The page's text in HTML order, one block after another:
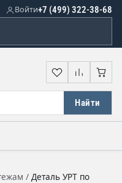
+7 (499) 322-38-68
Войти
Найти
Избранное
/ Деталь УРТ по